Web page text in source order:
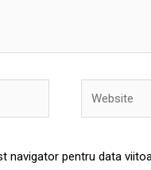
navigator pentru data